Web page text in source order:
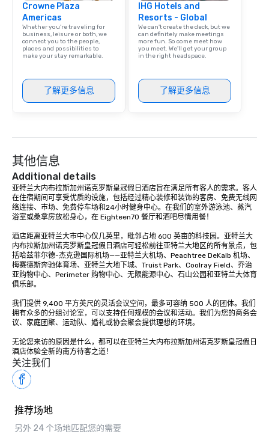
Crowne Plaza
Americas
Whether you’re traveling for
business, leisure or both, we
connect you to the people,
places and possibilities to
make your stay remarkable.
了解更多信息
IHG Hotels and
Resorts - Global
We can't create the deck, but we
can definitely make meetings
more fun. So come meet how
you meet. We'll get your group
in the right headspace.
了解更多信息
其他信息
Additional details
亚特兰大内布拉斯加州诺克罗斯皇冠假日酒店旨在满足所有客人的需求。客人
在住宿期间可享受优质的设施，包括经过精心装修和装饰的客房、免费无线网
络连接、市场、免费停车场和24小时健身中心。在我们的室外游泳池、蒸汽
浴室或桑拿房放松身心，在 Eighteen70 餐厅和酒吧尽情用餐！
酒店距离亚特兰大市中心仅几英里，毗邻占地 600 英亩的科技园。亚特兰大
内布拉斯加州诺克罗斯皇冠假日酒店可轻松前往亚特兰大地区的所有景点，包
括哈兹菲尔德-杰克逊国际机场——亚特兰大机场、Peachtree DeKalb 机场、
梅赛德斯奔驰体育场、亚特兰大地下城、Truist Park、Coolray Field、乔治
亚购物中心、Perimeter 购物中心、无限能源中心、石山公园和亚特兰大体育
俱乐部。
我们提供 9,400 平方英尺的灵活会议空间，最多可容纳 500 人的团体。我们
拥有众多的分组讨论室，可以支持任何规模的会议和活动。我们为您的商务会
议、家庭团聚、运动队、婚礼或协会聚会提供理想的环境。
无论您来访的原因是什么，都可以在亚特兰大内布拉斯加州诺克罗斯皇冠假日
酒店体验全新的南方待客之道！
关注我们
推荐场地
另外 24 个场地匹配您的需要